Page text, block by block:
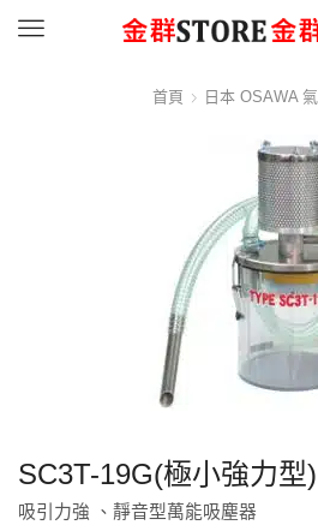
Menu
首頁 日本 OSAWA
SC3T-19G(極小強力型)
吸引力強 、靜音型萬能吸塵器